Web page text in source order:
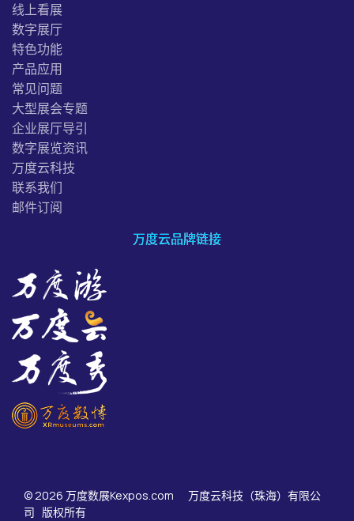
线上看展
数字展厅
特色功能
产品应用
常见问题
大型展会专题
企业展厅导引
数字展览资讯
万度云科技
联系我们
邮件订阅
万度云品牌链接
© 2026 万度数展Kexpos.com 万度云科技（珠海）有限公
司 版权所有